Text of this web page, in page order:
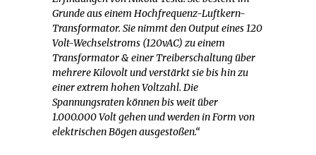
Grunde aus einem Hochfrequenz-Luftkern-
Transformator. Sie nimmt den Output eines 120
Volt-Wechselstroms (120vAC) zu einem
Transformator & einer Treiberschaltung über
mehrere Kilovolt und verstärkt sie bis hin zu
einer extrem hohen Voltzahl. Die
Spannungsraten können bis weit über
1.000.000 Volt gehen und werden in Form von
elektrischen Bögen ausgestoßen.“